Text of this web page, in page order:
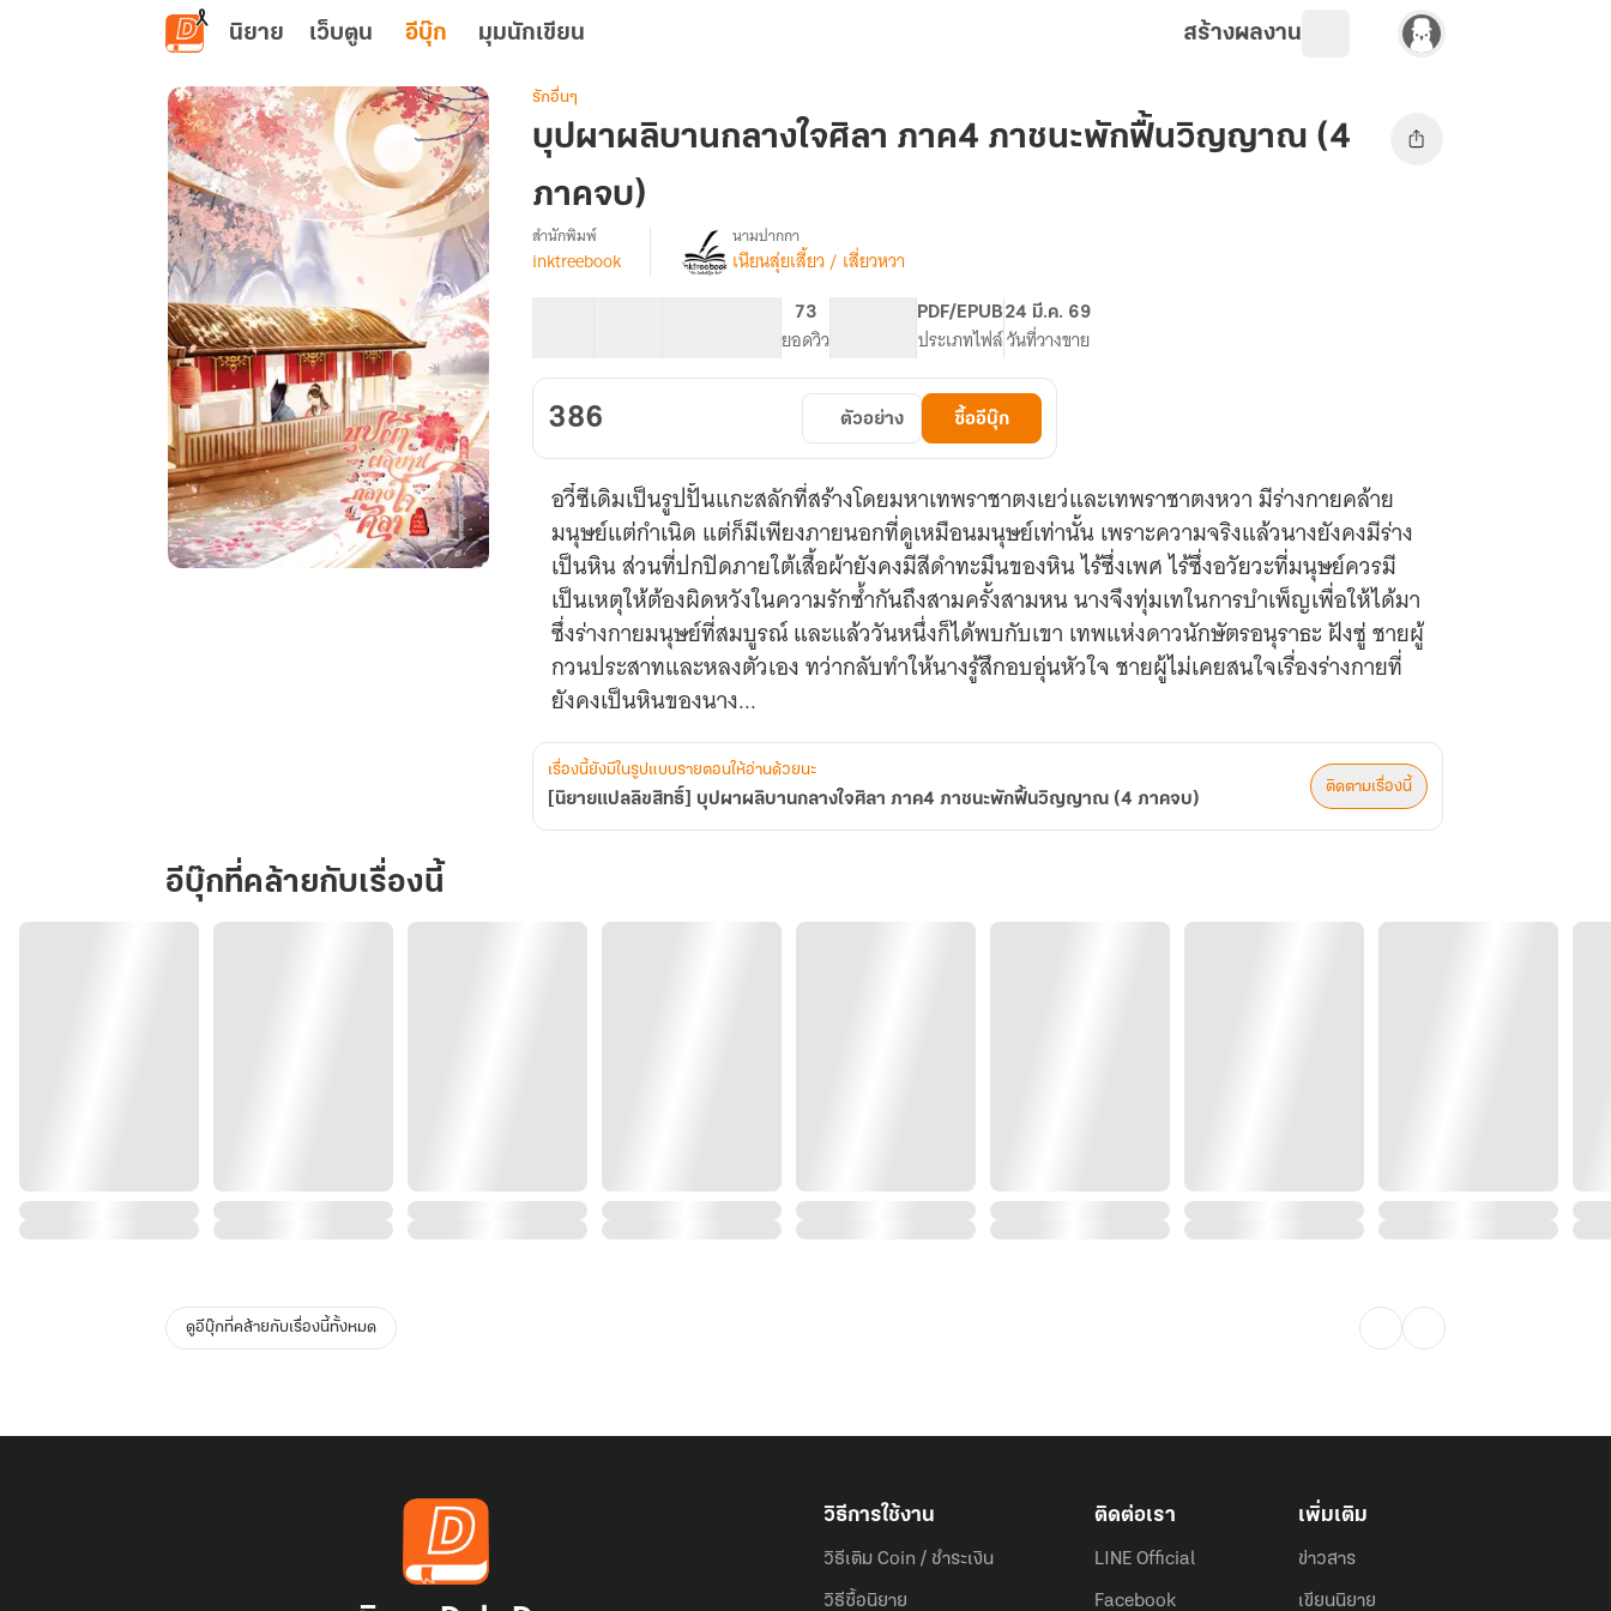
ข้ามไปยังเนื้อหาหลัก
นิยาย เว็บตูน อีบุ๊ก มุมนักเขียน สร้างผลงาน
วิญญาณ
(4
ภาค
รักอื่นๆ
บุปผาผลิบานกลางใจศิลา ภาค4 ภาชนะพักฟื้นวิญญาณ (4
ภาคจบ)
เรื่อง[นิยาย
บาน
กลาง
ศิลา
ภาค4
ภาชนะ
พัก
ฟื้น
วิญญาณ
ภาค
จบ)
สำนักพิมพ์
inktreebook
นามปากกา
เนียนสุ่ยเสี้ยว / เสี่ยวหวา
73
ยอดวิว
PDF/EPUB
ประเภทไฟล์
24 มี.ค. 69
วันที่วางขาย
386 ตัวอย่าง ซื้ออีบุ๊ก
อวี๋ซีเดิมเป็นรูปปั้นแกะสลักที่สร้างโดยมหาเทพราชาตงเยว่และเทพราชาตงหวา มีร่างกายคล้าย
มนุษย์แต่กำเนิด แต่ก็มีเพียงภายนอกที่ดูเหมือนมนุษย์เท่านั้น เพราะความจริงแล้วนางยังคงมีร่าง
เป็นหิน ส่วนที่ปกปิดภายใต้เสื้อผ้ายังคงมีสีดำทะมึนของหิน ไร้ซึ่งเพศ ไร้ซึ่งอวัยวะที่มนุษย์ควรมี
เป็นเหตุให้ต้องผิดหวังในความรักซ้ำกันถึงสามครั้งสามหน นางจึงทุ่มเทในการบำเพ็ญเพื่อให้ได้มา
ซึ่งร่างกายมนุษย์ที่สมบูรณ์ และแล้ววันหนึ่งก็ได้พบกับเขา เทพแห่งดาวนักษัตรอนุราธะ ฝังซู่ ชายผู้
กวนประสาทและหลงตัวเอง ทว่ากลับทำให้นางรู้สึกอบอุ่นหัวใจ ชายผู้ไม่เคยสนใจเรื่องร่างกายที่
ยังคงเป็นหินของนาง...
เรื่องนี้ยังมีในรูปแบบรายตอนให้อ่านด้วยนะ
[นิยายแปลลิขสิทธิ์] บุปผาผลิบานกลางใจศิลา ภาค4 ภาชนะพักฟื้นวิญญาณ (4 ภาคจบ)
ติดตามเรื่องนี้
อีบุ๊กที่คล้ายกับเรื่องนี้
ดูอีบุ๊กที่คล้ายกับเรื่องนี้ทั้งหมด
วิธีการใช้งาน
วิธีเติม Coin / ชำระเงิน
วิธีซื้อนิยาย
ติดต่อเรา
LINE Official
Facebook
เพิ่มเติม
ข่าวสาร
เขียนนิยาย